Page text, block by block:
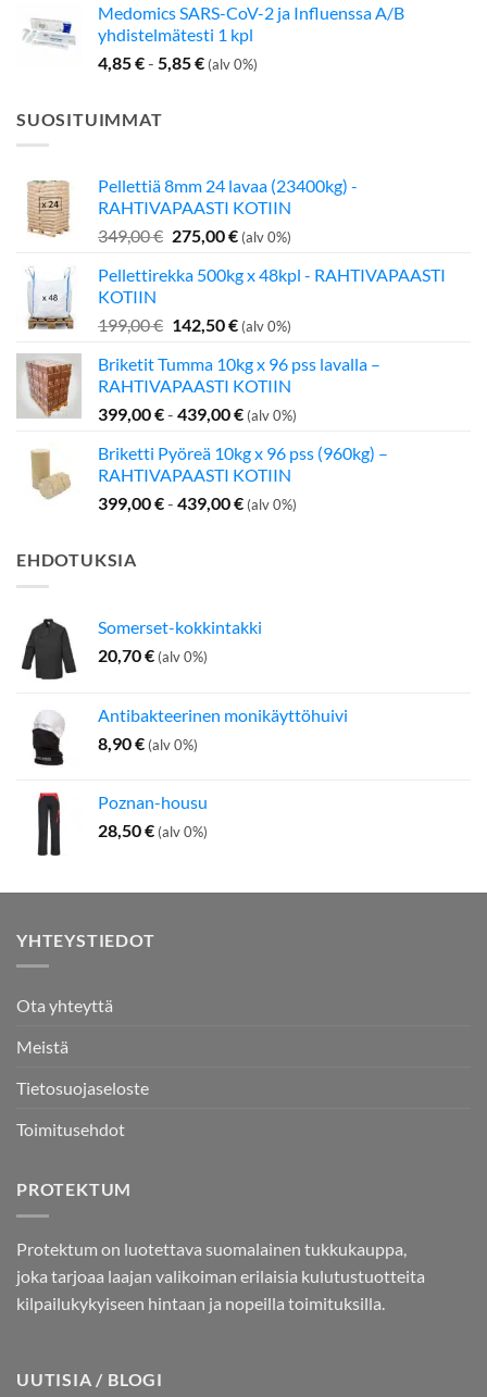
Medomics SARS-CoV-2 ja Influenssa A/B
yhdistelmätesti 1 kpl
4,85€- 5,85€ (alv 0%)
SUOSITUIMMAT
Pellettiä 8mm 24 lavaa (23400kg) -
RAHTIVAPAASTI KOTIIN
349,00€ Alkuperäinen
oli:
275,00€Nykyinen
on:
(alv 0%)
Pellettirekka 500kg x 48kpl - RAHTIVAPAASTI
KOTIIN
199,00€ Alkuperäinen
oli:
199,00 €.
142,50€Nykyinen
on:
142,50 €.
(alv 0%)
Briketit Tumma 10kg x 96 pss lavalla –
RAHTIVAPAASTI KOTIIN
399,00€- 439,00€ (alv 0%)
Briketti Pyöreä 10kg x 96 pss (960kg) –
RAHTIVAPAASTI KOTIIN
399,00€- 439,00€ (alv 0%)
EHDOTUKSIA
Somerset-kokkintakki
20,70€ (alv 0%)
Antibakteerinen monikäyttöhuivi
8,90€ (alv 0%)
Poznan-housu
28,50€ (alv 0%)
YHTEYSTIEDOT
Ota yhteyttä
Meistä
Tietosuojaseloste
Toimitusehdot
PROTEKTUM
Protektum on luotettava suomalainen tukkukauppa,
joka tarjoaa laajan valikoiman erilaisia kulutustuotteita
kilpailukykyiseen hintaan ja nopeilla toimituksilla.
UUTISIA / BLOGI